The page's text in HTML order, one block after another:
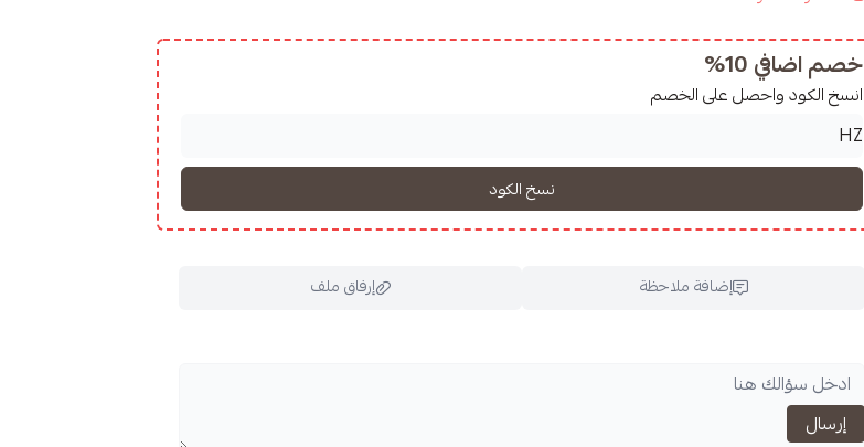
Check out other crops byHoy8 Roaster
method of processing
خصم اضافي 10%
انسخ الكود واحصل على الخصم
إضافة ملاحظة إرفاق ملف
إرسال